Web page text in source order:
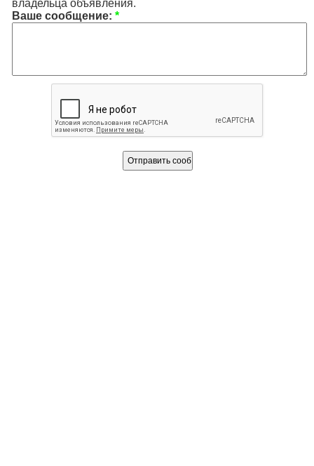
владельца объявления.
Ваше сообщение: *